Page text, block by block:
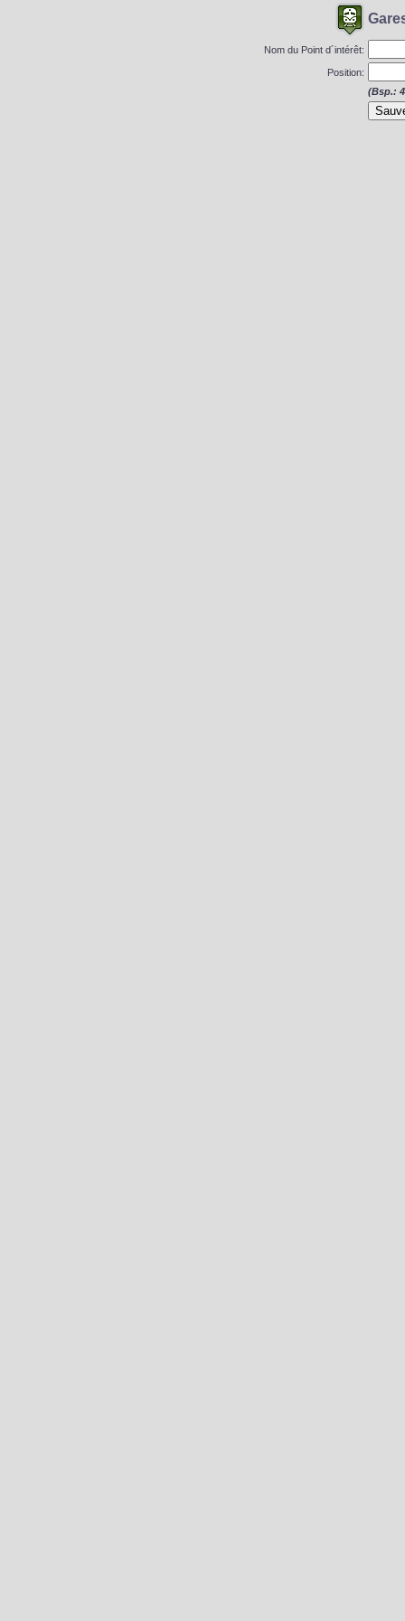
Nom du Point d´intérêt:
Position:
(Bsp.: